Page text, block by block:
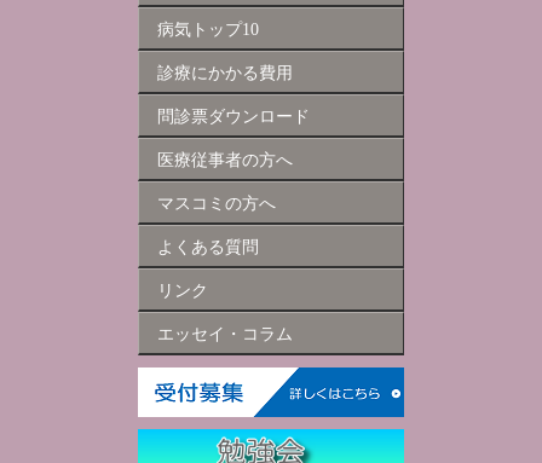
病気トップ10
診療にかかる費用
問診票ダウンロード
医療従事者の方へ
マスコミの方へ
よくある質問
リンク
エッセイ・コラム